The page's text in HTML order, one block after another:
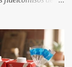
para
estatal
año la ha dado el